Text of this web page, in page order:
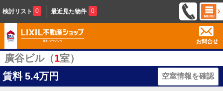
検討リスト 0 最近見た物件 0
お問合せ
廣谷ビル（1室）
賃料 5.4万円 空室情報を確認